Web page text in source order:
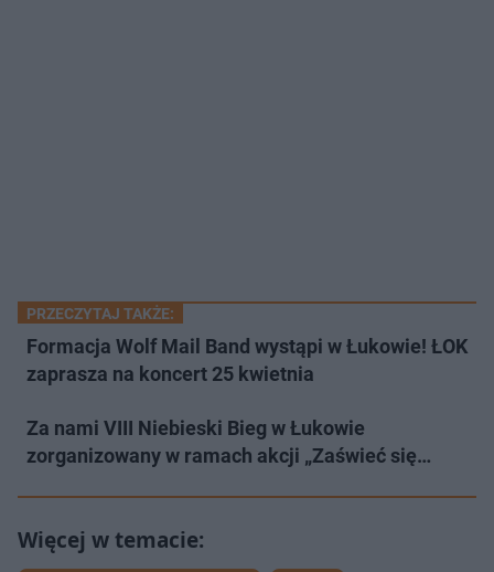
PRZECZYTAJ TAKŻE:
Formacja Wolf Mail Band wystąpi w Łukowie! ŁOK
zaprasza na koncert 25 kwietnia
Za nami VIII Niebieski Bieg w Łukowie
zorganizowany w ramach akcji „Zaświeć się…